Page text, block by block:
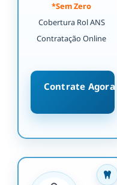
*Sem Zero
Cobertura Rol ANS
Contratação Online
Contrate Agora